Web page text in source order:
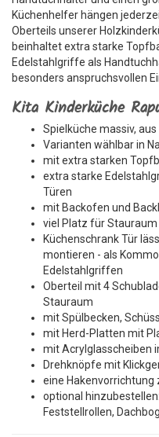
Küchenhelfer hängen
Oberteils unserer
beinhaltet extra starke
Edelstahlgriffe als
besonders anspruchsvollen
Kita Kinderküche
Spielküche massiv,
Varianten wählbar in
mit extra starken
extra starke
Türen
mit Backofen und
viel Platz für
Küchenschrank Tür
montieren - als
Edelstahlgriffen
Oberteil mit 4
Stauraum
mit Spülbecken,
mit Herd-Platten mit
mit Acrylglasscheiben
Drehknöpfe mit
eine Hakenvorrichtung
optional
Feststellrollen,